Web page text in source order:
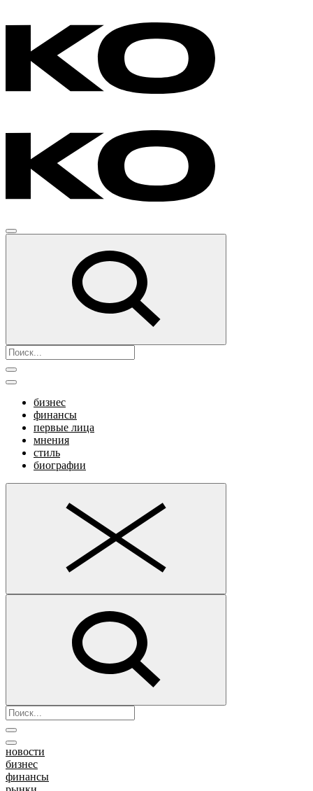
бизнес
финансы
первые лица
мнения
стиль
биографии
новости
бизнес
финансы